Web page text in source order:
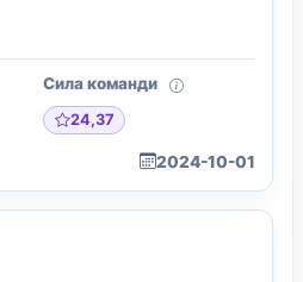
Сила команди
24,37
2024-10-01